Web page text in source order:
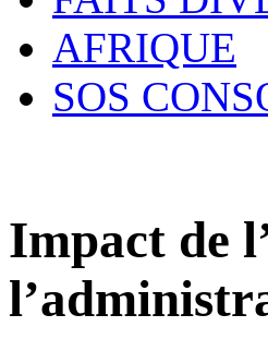
AFRIQUE
SOS
Impact de